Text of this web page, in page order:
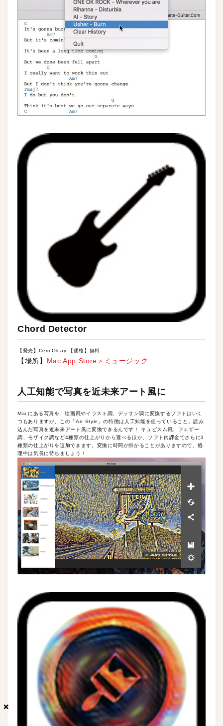
×
×
×
Chord Detector
【発売】Cem Olcay 【価格】無料
【場所】 Mac App Store＞ミュージック
人工知能で写真を近未来アート風に
Macにある写真を、絵画風やイラスト調、デッサン調に変換するソフトはいく
つもありますが、この「Art Style」の特徴は人工知能を使っていること。読み
込んだ写真を近未来アート風に変換できるんです！ キュビスム風、フェザー
調、モザイク調など4種類の仕上がりから選べるほか、ソフト内課金でさらに3
種類の仕上がりを追加できます。変換に時間が掛かることがありますので、処
理中は気長に待ちましょう！